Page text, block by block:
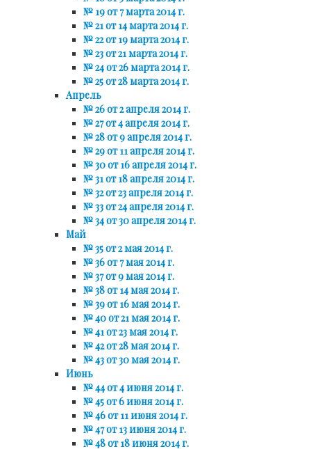
№ 19 от 7 марта 2014 г.
№ 21 от 14 марта 2014 г.
№ 22 от 19 марта 2014 г.
№ 23 от 21 марта 2014 г.
№ 24 от 26 марта 2014 г.
№ 25 от 28 марта 2014 г.
Апрель
№ 26 от 2 апреля 2014 г.
№ 27 от 4 апреля 2014 г.
№ 28 от 9 апреля 2014 г.
№ 29 от 11 апреля 2014 г.
№ 30 от 16 апреля 2014 г.
№ 31 от 18 апреля 2014 г.
№ 32 от 23 апреля 2014 г.
№ 33 от 24 апреля 2014 г.
№ 34 от 30 апреля 2014 г.
Май
№ 35 от 2 мая 2014 г.
№ 36 от 7 мая 2014 г.
№ 37 от 9 мая 2014 г.
№ 38 от 14 мая 2014 г.
№ 39 от 16 мая 2014 г.
№ 40 от 21 мая 2014 г.
№ 41 от 23 мая 2014 г.
№ 42 от 28 мая 2014 г.
№ 43 от 30 мая 2014 г.
Июнь
№ 44 от 4 июня 2014 г.
№ 45 от 6 июня 2014 г.
№ 46 от 11 июня 2014 г.
№ 47 от 13 июня 2014 г.
№ 48 от 18 июня 2014 г.